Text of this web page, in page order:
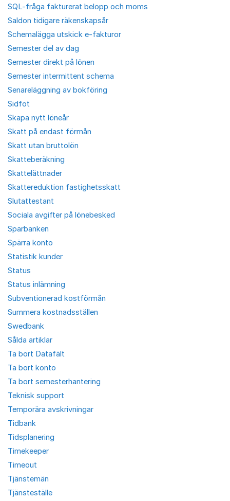
SQL-fråga fakturerat belopp och moms
Saldon tidigare räkenskapsår
Schemalägga utskick e-fakturor
Semester del av dag
Semester direkt på lönen
Semester intermittent schema
Senareläggning av bokföring
Sidfot
Skapa nytt löneår
Skatt på endast förmån
Skatt utan bruttolön
Skatteberäkning
Skattelättnader
Skattereduktion fastighetsskatt
Slutattestant
Sociala avgifter på lönebesked
Sparbanken
Spärra konto
Statistik kunder
Status
Status inlämning
Subventionerad kostförmån
Summera kostnadsställen
Swedbank
Sålda artiklar
Ta bort Datafält
Ta bort konto
Ta bort semesterhantering
Teknisk support
Temporära avskrivningar
Tidbank
Tidsplanering
Timekeeper
Timeout
Tjänstemän
Tjänsteställe